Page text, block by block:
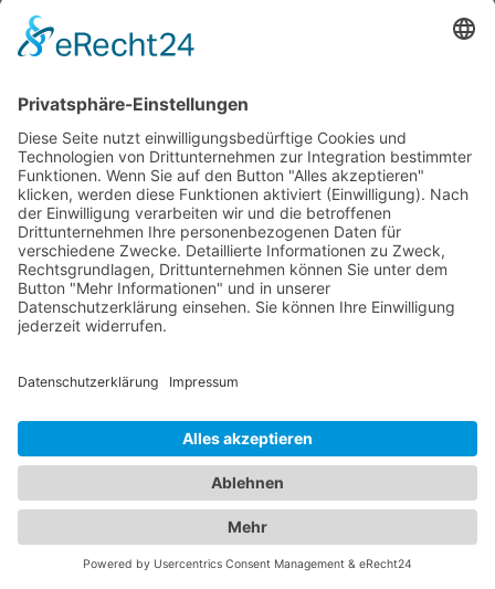
verwenden modernste Technologien, um genaue
Diagnosen zu stellen und eine optimale
Versorgung zu gewährleisten. Für die kleinen
Patienten bieten wir Ihnen zudem eine Übersicht
an qualifizierten Kinderärzten in Bad Harzburg, die
sich umfassend um das Wohlergehen Ihrer Kinder
kümmern. Von Vorsorgeuntersuchungen und
Impfungen bis hin zur Behandlung von
Kinderkrankheiten stehen sie Ihnen mit ihrer
Expertise zur Seite. Vertrauen Sie auf unser
Branchenportal, um den bestenKinderarzt Bad
Harzburgzu finden. Wir bieten Ihnen detaillierte
Informationen zu den Ärzten, ihren Fachgebieten,
Gesundheit Ihrer Familie, indem Sie die besten
Kinderheilkunde in Bad Harzburg finden.
Jetzt Augenarzt finden!